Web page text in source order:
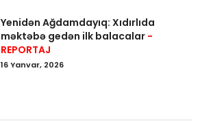
Yenidən Ağdamdayıq: Xıdırlıda
məktəbə gedən ilk balacalar -
REPORTAJ
16 Yanvar, 2026